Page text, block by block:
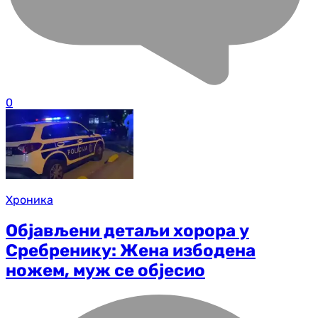
0
Хроника
Објављени детаљи хорора у
Сребренику: Жена избодена
ножем, муж се објесио